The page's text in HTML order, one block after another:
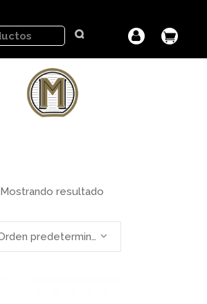
Mostrando resultado
Orden predeterminado